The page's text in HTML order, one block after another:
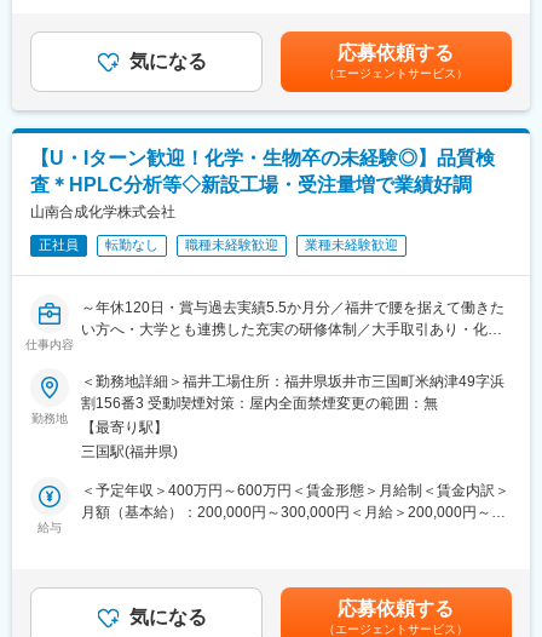
変更の範囲：無
ング機械を使用して高精度な試験片を製造する作業を行います。
これらの作業を通じて、製品の品質を保証する重要なプロセスを
担っていただきます。
■キャリアパス：
・研修期間（試験片作成の基礎を習得）→ 実務担当（担当業務を
一人でこなす）→ チームリーダー（チームの指導・管理）
■モデル年収：
■モデル年収
→年収５００万円（月収＋各種手当＋賞与）
・当社では働きやすい環境を整えています。残業は月平均20時間
程度で、ワークライフバランスを大切にしています。午前と午後
に集中して作業を行い、昼休憩でリフレッシュすることが可能で
す。
■仕事の魅力：
この仕事の魅力は、製品の品質保証という重要な役割を担う点に
整っており、成長を実感しながら働くことができます。
る可能性があります。月給(月額)は固定手当を含めた表記です。
気になる 応募依頼する
（エージェントサービス）
【U・Iターン歓迎！化学・生物卒の未経験◎】品質検
査＊HPLC分析等◇新設工場・受注量増で業績好調
山南合成化学株式会社
正社員 転勤なし 職種未経験歓迎 業種未経験歓迎
仕事内容
～年休120日・賞与過去実績5.5か月分／福井で腰を据えて働きた
い方へ・大学とも連携した充実の研修体制／大手取引あり・化学
産業分野で広く用いられている樹脂材料の受託製造を行っている
当社にて、品質保証業務をお任せします。
■業務内容：
・樹脂製品（アクリル系、ウレタン系）の品質検査および品質保
証業務
・品質検査に使用する分析機器の維持管理
折率計、粘度計他
・新規分析機器や新技術等を導入するための情報収集および技術
勤務地
＜勤務地詳細＞福井工場住所：福井県坂井市三国町米納津49字浜
割156番3 受動喫煙対策：屋内全面禁煙変更の範囲：無
【最寄り駅】
三国駅(福井県)
給与
＜予定年収＞400万円～600万円＜賃金形態＞月給制＜賃金内訳＞
月額（基本給）：200,000円～300,000円＜月給＞200,000円～
額)は固定手当を含めた表記です。
気になる 応募依頼する
（エージェントサービス）